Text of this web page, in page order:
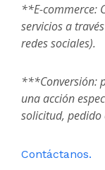
**E-commerce:
servicios a
redes sociales).
***Conversión:
una acción
solicitud, pedido
Contáctanos.